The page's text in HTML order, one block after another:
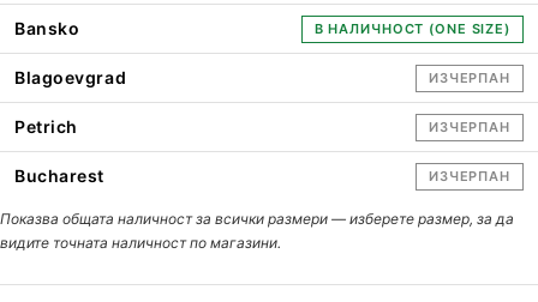
Bansko В НАЛИЧНОСТ (ONE SIZE)
Blagoevgrad ИЗЧЕРПАН
Petrich ИЗЧЕРПАН
Bucharest ИЗЧЕРПАН
Показва общата наличност за всички размери — изберете размер, за да
видите точната наличност по магазини.